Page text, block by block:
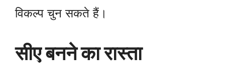
विकल्प चुन सकते हैं।
सीए बनने का रास्ता